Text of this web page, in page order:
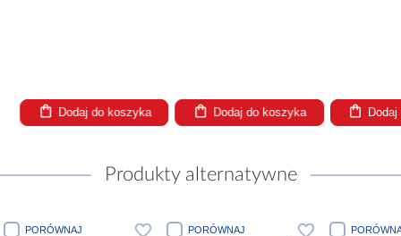
Dodaj do koszyka Dodaj do koszyka
Produkty alternatywne
PORÓWNAJ PORÓWNAJ